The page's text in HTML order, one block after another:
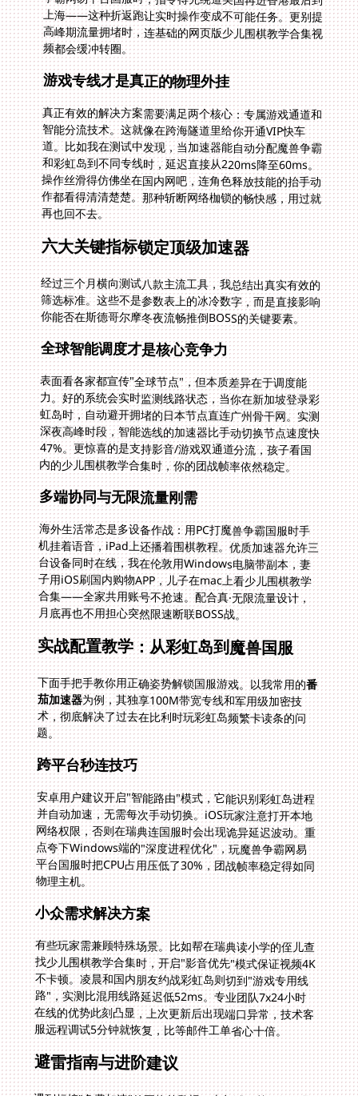
频都会缓冲转圈。
游戏专线才是真正的物理外挂
真正有效的解决方案需要满足两个核心：专属游戏通道和
智能分流技术。这就像在跨海隧道里给你开通VIP快车
道。比如我在测试中发现，当加速器能自动分配魔兽争霸
和彩虹岛到不同专线时，延迟直接从220ms降至60ms。
操作丝滑得仿佛坐在国内网吧，连角色释放技能的抬手动
作都看得清清楚楚。那种斩断网络枷锁的畅快感，用过就
再也回不去。
六大关键指标锁定顶级加速器
经过三个月横向测试八款主流工具，我总结出真实有效的
筛选标准。这些不是参数表上的冰冷数字，而是直接影响
你能否在斯德哥尔摩冬夜流畅推倒BOSS的关键要素。
全球智能调度才是核心竞争力
表面看各家都宣传"全球节点"，但本质差异在于调度能
力。好的系统会实时监测线路状态，当你在新加坡登录彩
虹岛时，自动避开拥堵的日本节点直连广州骨干网。实测
深夜高峰时段，智能选线的加速器比手动切换节点速度快
47%。更惊喜的是支持影音/游戏双通道分流，孩子看国
内的少儿围棋教学合集时，你的团战帧率依然稳定。
多端协同与无限流量刚需
海外生活常态是多设备作战：用PC打魔兽争霸国服时手
机挂着语音，iPad上还播着围棋教程。优质加速器允许三
台设备同时在线，我在伦敦用Windows电脑带副本，妻
子用iOS刷国内购物APP，儿子在mac上看少儿围棋教学
合集——全家共用账号不抢速。配合真·无限流量设计，
月底再也不用担心突然限速断联BOSS战。
实战配置教学：从彩虹岛到魔兽国服
下面手把手教你用正确姿势解锁国服游戏。以我常用的番
茄加速器为例，其独享100M带宽专线和军用级加密技
术，彻底解决了过去在比利时玩彩虹岛频繁卡读条的问
题。
跨平台秒连技巧
安卓用户建议开启"智能路由"模式，它能识别彩虹岛进程
并自动加速，无需每次手动切换。iOS玩家注意打开本地
网络权限，否则在瑞典连国服时会出现诡异延迟波动。重
点夸下Windows端的"深度进程优化"，玩魔兽争霸网易
平台国服时把CPU占用压低了30%，团战帧率稳定得如同
物理主机。
小众需求解决方案
有些玩家需兼顾特殊场景。比如帮在瑞典读小学的侄儿查
找少儿围棋教学合集时，开启"影音优先"模式保证视频4K
不卡顿。凌晨和国内朋友约战彩虹岛则切到"游戏专用线
路"，实测比混用线路延迟低52ms。专业团队7x24小时
在线的优势此刻凸显，上次更新后出现端口异常，技术客
服远程调试5分钟就恢复，比等邮件工单省心十倍。
避雷指南与进阶建议